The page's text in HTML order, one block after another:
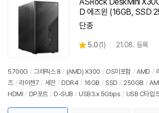
D 에즈윈 (16GB, SSD
단종
별
5.0 (상
1) 21.08. 등록
5700G / 그래픽스 8 / (AMD) X300 / OS미포함 / AMD /
즈 / 라이젠7 / 세잔 / DDR4 / 16GB / SSD / 250GB /
HDMI / DP포트 / D-SUB / USB3.x 5Gbps / USB C타입